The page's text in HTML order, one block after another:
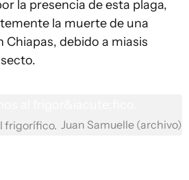
la presencia de esta plaga,
la muerte de una
Chiapas, debido a miasis
frigorífico. Juan Samuelle (archivo)